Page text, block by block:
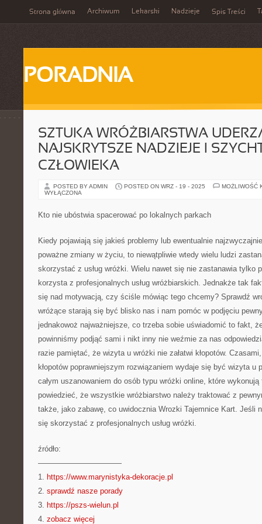
Strona główna Archiwum Lekarski Nadzieje Spis Treści
PORADNIA
SZTUKA WRÓŻBIARSTWA
NAJSKRYTSZE NADZIEJE I
CZŁOWIEKA
POSTED BY ADMIN POSTED ON WRZ - 19 - 2025
MOŻLIWOŚĆ
WYŁĄCZONA
Kto nie ubóstwia spacerować po lokalnych parkach
Kiedy pojawiają się jakieś problemy lub ewentualnie
poważne zmiany w życiu, to niewątpliwie wtedy wielu ludzi
skorzystać z usług wróżki. Wielu nawet się nie zastanawia tylko
korzysta z profesjonalnych usług wróżbiarskich. Jednakże tak
się nad motywacją, czy ściśle mówiąc tego chcemy? Sprawdź
wróżące starają się być blisko nas i nam pomóc w podjęciu
jednakowoż najważniejsze, co trzeba sobie uświadomić to fakt,
powinniśmy podjąć sami i nikt inny nie weźmie za nas
razie pamiętać, że wizyta u wróżki nie załatwi kłopotów.
kłopotów poprawniejszym rozwiązaniem wydaje się być wizyta u
całym uszanowaniem do osób typu wróżki online, które
powiedzieć, że wszystkie wróżbiarstwo należy traktować z
także, jako zabawę, co uwidocznia Wrozki Tajemnice Kart. Jeśli
się skorzystać z profesjonalnych usług wróżki.
źródło:
———————————
1. https://www.marynistyka-dekoracje.pl
2. sprawdź nasze porady
3. https://pszs-wielun.pl
4. zobacz więcej